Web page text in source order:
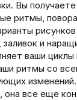
Вы
ритмы,
и
ваши
ритмы со
она все еще